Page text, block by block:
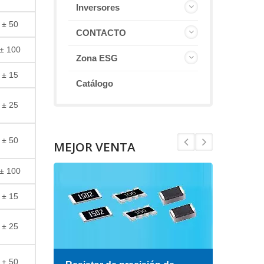
± 50
± 100
± 15
± 25
± 50
± 100
± 15
± 25
± 50
Inversores
CONTACTO
Zona ESG
Catálogo
MEJOR VENTA